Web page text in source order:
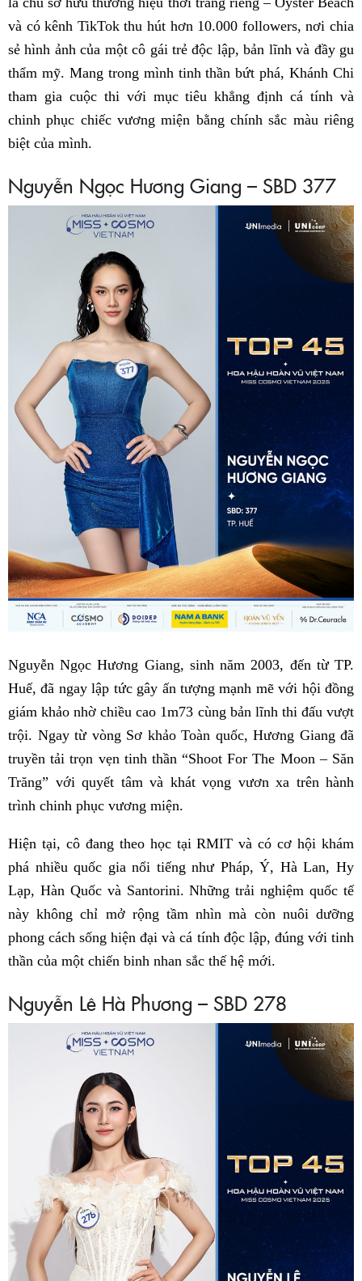
và có kênh TikTok thu hút hơn 10.000 followers, nơi chia
sẻ hình ảnh của một cô gái trẻ độc lập, bản lĩnh và đầy gu
thẩm mỹ. Mang trong mình tinh thần bứt phá, Khánh Chi
tham gia cuộc thi với mục tiêu khẳng định cá tính và
chinh phục chiếc vương miện bằng chính sắc màu riêng
biệt của mình.
Nguyễn Ngọc Hương Giang – SBD 377
Nguyễn Ngọc Hương Giang, sinh năm 2003, đến từ TP.
Huế, đã ngay lập tức gây ấn tượng mạnh mẽ với hội đồng
giám khảo nhờ chiều cao 1m73 cùng bản lĩnh thi đấu vượt
trội. Ngay từ vòng Sơ khảo Toàn quốc, Hương Giang đã
truyền tải trọn vẹn tinh thần “Shoot For The Moon – Săn
Trăng” với quyết tâm và khát vọng vươn xa trên hành
trình chinh phục vương miện.
Hiện tại, cô đang theo học tại RMIT và có cơ hội khám
phá nhiều quốc gia nổi tiếng như Pháp, Ý, Hà Lan, Hy
Lạp, Hàn Quốc và Santorini. Những trải nghiệm quốc tế
này không chỉ mở rộng tầm nhìn mà còn nuôi dưỡng
phong cách sống hiện đại và cá tính độc lập, đúng với tinh
thần của một chiến binh nhan sắc thế hệ mới.
Nguyễn Lê Hà Phương – SBD 278